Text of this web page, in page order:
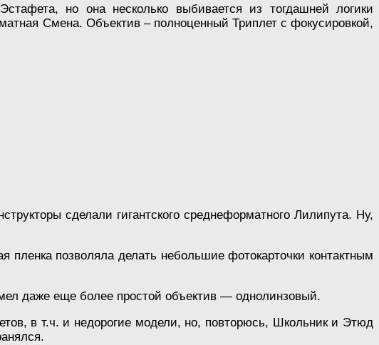
но она несколько выбивается из тогдашней логики
Смена. Объектив – полноценный Триплет с фокусировкой,
сделали гигантского среднеформатного Лилипута. Ну,
позволяла делать небольшие фотокарточки контактным
даже еще более простой объектив — однолинзовый.
в т.ч. и недорогие модели, но, повторюсь, Школьник и Этюд